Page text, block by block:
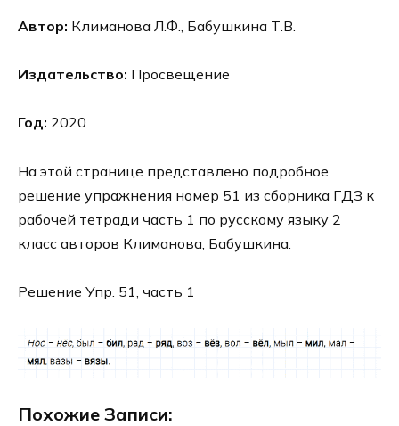
Автор: Климанова Л.Ф., Бабушкина Т.В.
Издательство: Просвещение
Год: 2020
На этой странице представлено подробное
решение упражнения номер 51 из сборника ГДЗ к
рабочей тетради часть 1 по русскому языку 2
класс авторов Климанова, Бабушкина.
Решение Упр. 51, часть 1
Похожие Записи: